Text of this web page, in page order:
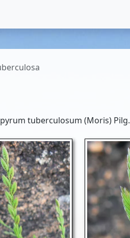
tuberculosum (Moris) Pilg.